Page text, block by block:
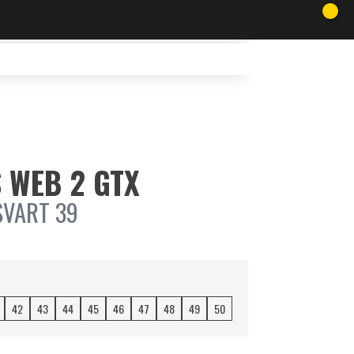
2 GTX
39
42 43 44 45 46 47 48 49 50